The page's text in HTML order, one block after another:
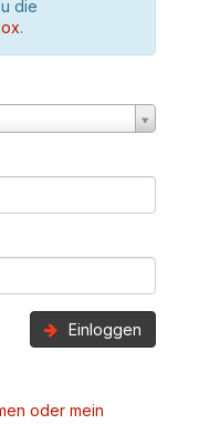
die
.
Einloggen
oder mein